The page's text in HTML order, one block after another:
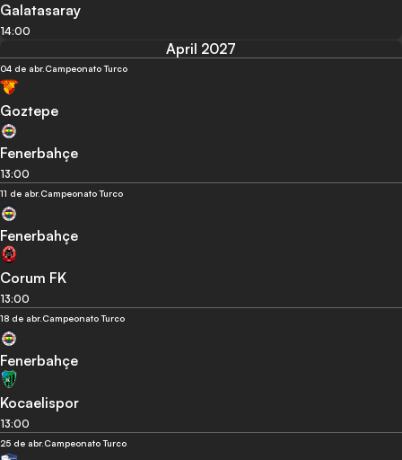
Galatasaray
14:00
April 2027
04 de abr.Campeonato Turco
Goztepe
Fenerbahçe
13:00
11 de abr.Campeonato Turco
Fenerbahçe
Corum FK
13:00
18 de abr.Campeonato Turco
Fenerbahçe
Kocaelispor
13:00
25 de abr.Campeonato Turco